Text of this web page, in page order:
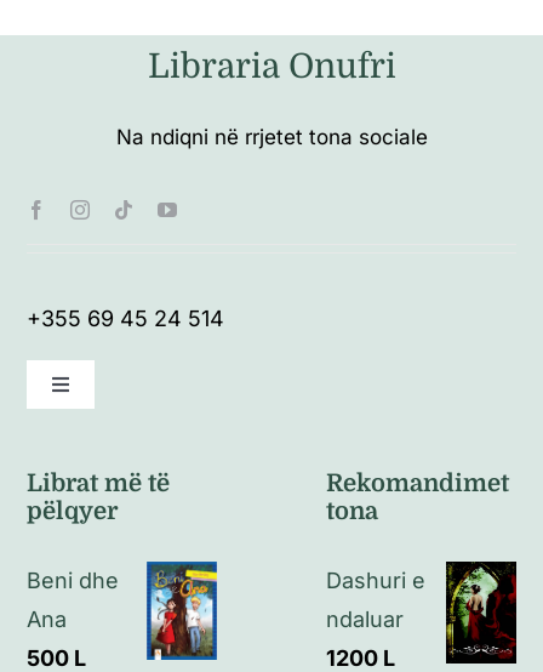
Libraria Onufri
Na ndiqni në rrjetet tona sociale
+355 69 45 24 514
Toggle
Politikat e kthimeve
Politikat e privatësisë
Librat më të
pëlqyer
Beni dhe
Ana
500 L
Rekomandimet
tona
Dashuri e
ndaluar
1200 L